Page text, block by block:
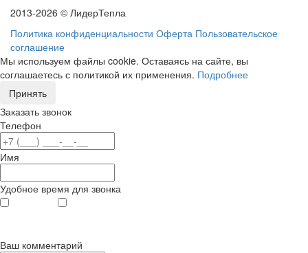
2013-2026 © ЛидерТепла
Политика конфиденциальности Оферта Пользовательское
соглашение
Мы используем файлы cookie. Оставаясь на сайте, вы
соглашаетесь с политикой их применения. Подробнее
Принять
Заказать звонок
Телефон
Имя
Удобное время для звонка
Ваш комментарий